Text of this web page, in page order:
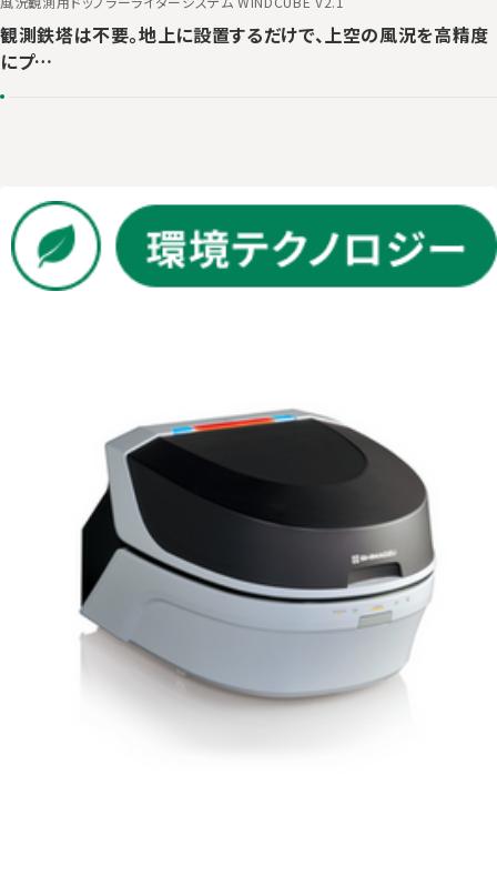
観測鉄塔は不要。地上に設置するだけで、上空の風況を高精度
にプ…